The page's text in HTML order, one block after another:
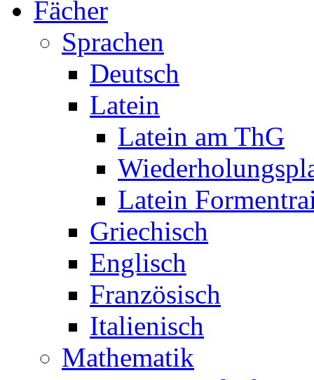
Fächer
Sprachen
Deutsch
Latein
Latein am ThG
Latein
Griechisch
Englisch
Französisch
Italienisch
Mathematik